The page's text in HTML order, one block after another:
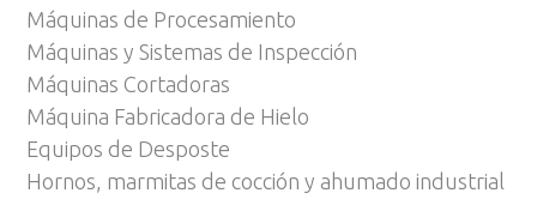
Máquinas de Procesamiento
Máquinas y Sistemas de Inspección
Máquinas Cortadoras
Máquina Fabricadora de Hielo
Equipos de Desposte
Hornos, marmitas de cocción y ahumado industrial